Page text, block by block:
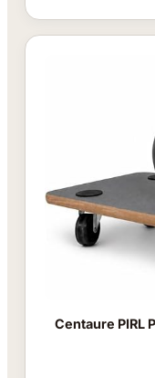
Centaure PIRL